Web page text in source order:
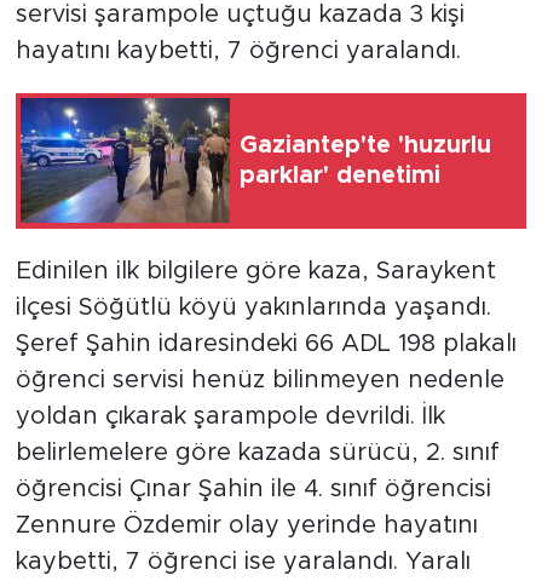
servisi şarampole uçtuğu kazada 3 kişi
hayatını kaybetti, 7 öğrenci yaralandı.
Gaziantep'te 'huzurlu
parklar' denetimi
Edinilen ilk bilgilere göre kaza, Saraykent
ilçesi Söğütlü köyü yakınlarında yaşandı.
Şeref Şahin idaresindeki 66 ADL 198 plakalı
öğrenci servisi henüz bilinmeyen nedenle
yoldan çıkarak şarampole devrildi. İlk
belirlemelere göre kazada sürücü, 2. sınıf
öğrencisi Çınar Şahin ile 4. sınıf öğrencisi
Zennure Özdemir olay yerinde hayatını
kaybetti, 7 öğrenci ise yaralandı. Yaralı